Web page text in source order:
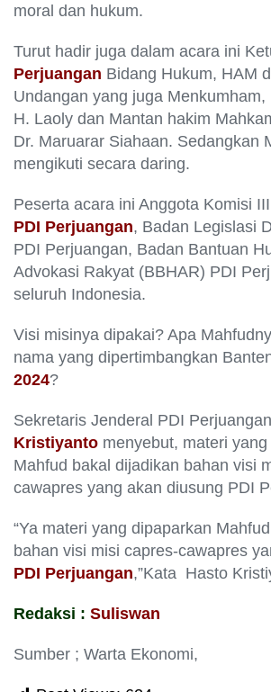
moral dan hukum.
Turut hadir juga dalam acara ini
Perjuangan Bidang Hukum, HAM
Undangan yang juga Menkumham,
H. Laoly dan Mantan hakim
Dr. Maruarar Siahaan. Sedangkan
mengikuti secara daring.
Peserta acara ini Anggota Komisi
PDI Perjuangan, Badan Legislasi
PDI Perjuangan, Badan Bantuan
Advokasi Rakyat (BBHAR) PDI
seluruh Indonesia.
Visi misinya dipakai? Apa
nama yang dipertimbangkan
2024?
Sekretaris Jenderal PDI
Kristiyanto menyebut, materi
Mahfud bakal dijadikan bahan visi
cawapres yang akan diusung PDI
“Ya materi yang dipa­parkan
bahan visi misi capres-cawapres
PDI Perjuangan,”Kata Hasto
Redaksi : Suliswan
Sumber ; Warta Ekonomi,